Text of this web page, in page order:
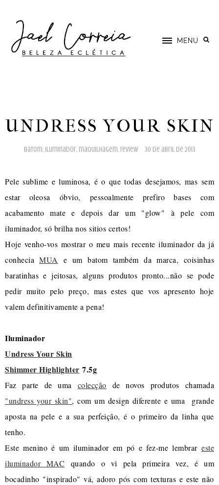
MENU
UNDRESS YOUR SKIN
batom, iluminador, maquilhagem, review 30 de abril de 2013
Pele sublime e luminosa, é o que todas desejamos, mas sem
estar oleosa óbvio, pessoalmente prefiro bases com
acabamento mate e depois dar um "glow" à pele com
iluminador, só brilha nos sitios certos!
Hoje venho-vos mostrar o meu mais recente iluminador da já
conheciaMUA e um batom também da marca, coisinhas
baratinhas e jeitosas, alguns produtos pronto...não se pode
pedir muito pelo preço, mas estes que vos apresento hoje
valem definitivamente a pena!
Iluminador
Undress Your Skin
Shimmer Highlighter 7.5g
Faz parte de uma colecção de novos produtos chamada
"undress your skin", com um design diferente e uma grande
aposta na pele e a sua perfeição, é o primeiro da linha que
tenho.
Este menino é um iluminador em pó e fez-me lembrar este
iluminador MAC quando o vi pela primeira vez, é um
bocadinho "inspirado" vá, adoro pós com texturas e este não